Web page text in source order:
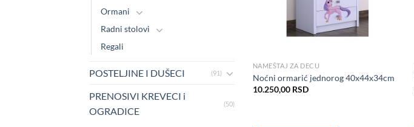
Ormani
Radni stolovi
Regali
POSTELJINE I DUŠECI (91)
PRENOSIVI KREVECI i
OGRADICE
(50)
NAMEŠTAJ ZA DECU
Noćni ormarić jednorog 40x44x34cm
10.250,00 RSD